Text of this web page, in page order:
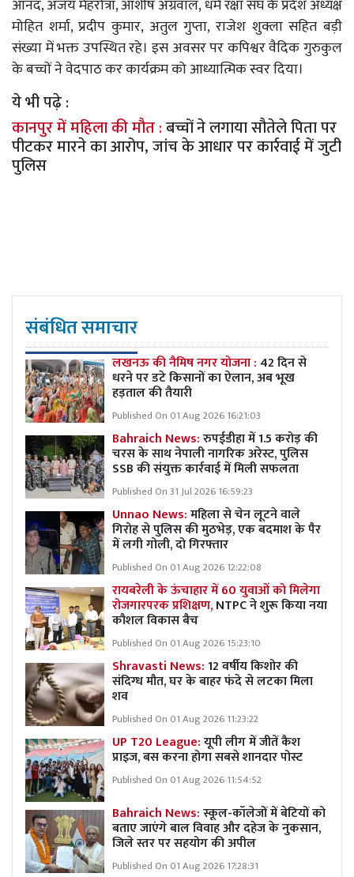
आनंद, अजय मेहरोत्रा, आशीष अग्रवाल, धर्म रक्षा संघ के प्रदेश अध्यक्ष
मोहित शर्मा, प्रदीप कुमार, अतुल गुप्ता, राजेश शुक्ला सहित बड़ी
संख्या में भक्त उपस्थित रहे। इस अवसर पर कपिश्वर वैदिक गुरुकुल
के बच्चों ने वेदपाठ कर कार्यक्रम को आध्यात्मिक स्वर दिया।
ये भी पढ़े :
कानपुर में महिला की मौत :बच्चों ने लगाया सौतेले पिता पर
पीटकर मारने का आरोप, जांच के आधार पर कार्रवाई में जुटी
पुलिस
संबंधित समाचार
लखनऊ की नैमिष नगर योजना : 42 दिन से
धरने पर डटे किसानों का ऐलान, अब भूख
हड़ताल की तैयारी
Published On 01 Aug 2026 16:21:03
Bahraich News:रुपईडीहा में 1.5 करोड़ की
चरस के साथ नेपाली नागरिक अरेस्ट, पुलिस
SSB की संयुक्त कार्रवाई में मिली सफलता
Published On 31 Jul 2026 16:59:23
Unnao News:महिला से चेन लूटने वाले
गिरोह से पुलिस की मुठभेड़, एक बदमाश के पैर
में लगी गोली, दो गिरफ्तार
Published On 01 Aug 2026 12:22:08
रायबरेली के ऊंचाहार में 60 युवाओं को मिलेगा
रोजगारपरक प्रशिक्षण,NTPC ने शुरू किया नया
कौशल विकास बैच
Published On 01 Aug 2026 15:23:10
Shravasti News:12 वर्षीय किशोर की
संदिग्ध मौत, घर के बाहर फंदे से लटका मिला
शव
Published On 01 Aug 2026 11:23:22
UP T20 League:यूपी लीग में जीतें कैश
प्राइज, बस करना होगा सबसे शानदार पोस्ट
Published On 01 Aug 2026 11:54:52
Bahraich News:स्कूल-कॉलेजों में बेटियों को
बताए जाएंगे बाल विवाह और दहेज के नुकसान,
जिले स्तर पर सहयोग की अपील
Published On 01 Aug 2026 17:28:31